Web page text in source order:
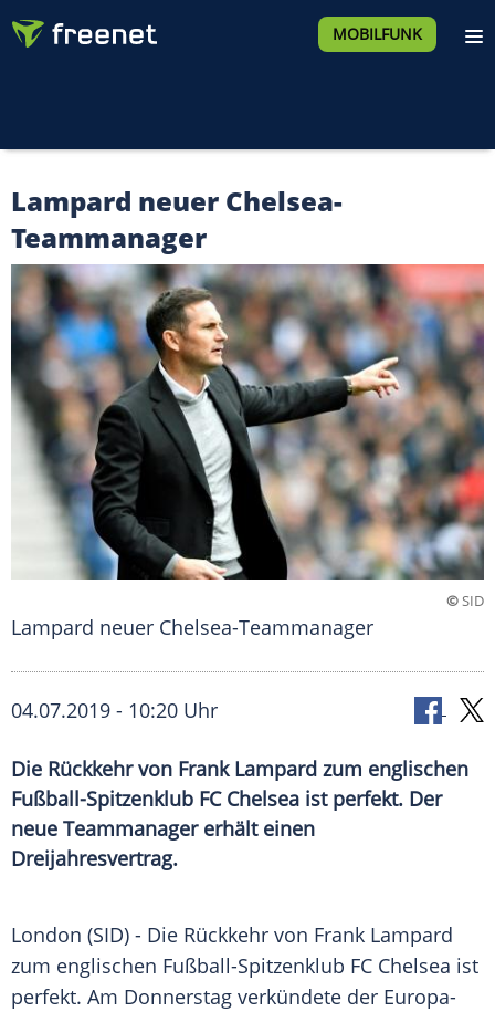
MOBILFUNK
Lampard neuer Chelsea-
Teammanager
©SID
Lampard neuer Chelsea-Teammanager
04.07.2019 - 10:20 Uhr
Die Rückkehr von Frank Lampard zum englischen
Fußball-Spitzenklub FC Chelsea ist perfekt. Der
neue Teammanager erhält einen
Dreijahresvertrag.
London (SID) - Die Rückkehr von Frank Lampard
zum englischen Fußball-Spitzenklub FC Chelsea ist
perfekt. Am Donnerstag verkündete der Europa-